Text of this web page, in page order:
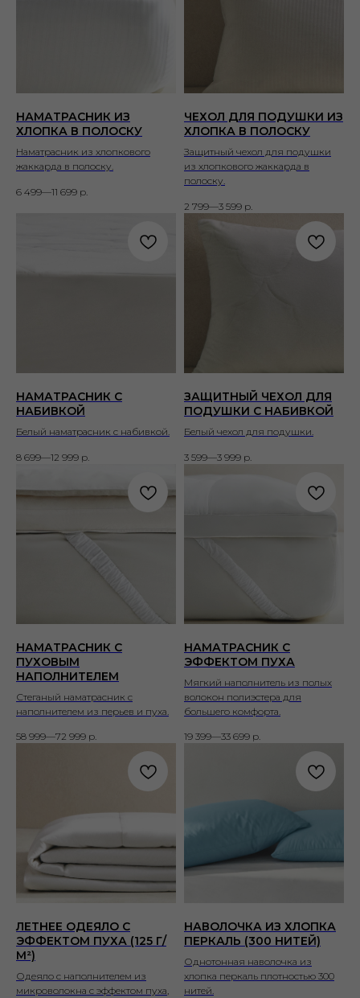
НАМАТРАСНИК ИЗ
ХЛОПКА В ПОЛОСКУ
Наматрасник из хлопкового
жаккарда в полоску.
6 499—11 699 р.
ЧЕХОЛ ДЛЯ ПОДУШКИ ИЗ
ХЛОПКА В ПОЛОСКУ
Защитный чехол для подушки
из хлопкового жаккарда в
полоску.
2 799—3 599 р.
НАМАТРАСНИК С
НАБИВКОЙ
Белый наматрасник с набивкой.
8 699—12 999 р.
ЗАЩИТНЫЙ ЧЕХОЛ ДЛЯ
ПОДУШКИ С НАБИВКОЙ
Белый чехол для подушки.
3 599—3 999 р.
НАМАТРАСНИК С
ПУХОВЫМ
НАПОЛНИТЕЛЕМ
Стеганый наматрасник с
наполнителем из перьев и пуха.
58 999—72 999 р.
НАМАТРАСНИК С
ЭФФЕКТОМ ПУХА
Мягкий наполнитель из полых
волокон полиэстера для
большего комфорта.
19 399—33 699 р.
ЛЕТНЕЕ ОДЕЯЛО С
ЭФФЕКТОМ ПУХА (125 Г/
М²)
Одеяло с наполнителем из
микроволокна с эффектом пуха,
НАВОЛОЧКА ИЗ ХЛОПКА
ПЕРКАЛЬ (300 НИТЕЙ)
Однотонная наволочка из
хлопка перкаль плотностью 300
нитей.